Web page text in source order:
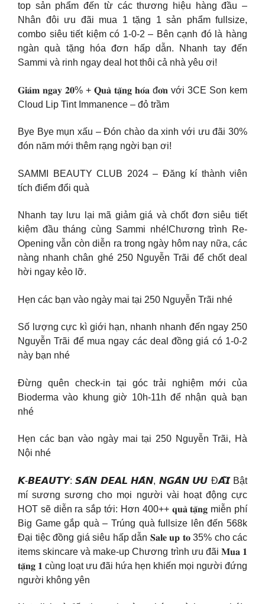
top sản phẩm đến từ các thương hiệu hàng đầu –
Nhân đôi ưu đãi mua 1 tặng 1 sản phẩm fullsize,
combo siêu tiết kiệm có 1-0-2 – Bên cạnh đó là hàng
ngàn quà tặng hóa đơn hấp dẫn. Nhanh tay đến
Sammi và rinh ngay deal hot thôi cả nhà yêu ơi!
𝐆𝐢𝐚̉𝐦 𝐧𝐠𝐚𝐲 𝟐𝟎% + 𝐐𝐮𝐚̀ 𝐭𝐚̣̆𝐧𝐠 𝐡𝐨́𝐚 đ𝐨̛𝐧 với 3CE Son kem
Cloud Lip Tint Immanence – đỏ trầm
Bye Bye mụn xấu – Đón chào da xinh với ưu đãi 30%
đón năm mới thêm rạng ngời bạn ơi!
SAMMI BEAUTY CLUB 2024 – Đăng kí thành viên
tích điểm đổi quà
Nhanh tay lưu lại mã giảm giá và chốt đơn siêu tiết
kiệm đầu tháng cùng Sammi nhé!Chương trình Re-
Opening vẫn còn diễn ra trong ngày hôm nay nữa, các
nàng nhanh chân ghé 250 Nguyễn Trãi để chốt deal
hời ngay kẻo lỡ.
Hẹn các bạn vào ngày mai tại 250 Nguyễn Trãi nhé
Số lượng cực kì giới hạn, nhanh nhanh đến ngay 250
Nguyễn Trãi để mua ngay các deal đồng giá có 1-0-2
này bạn nhé
Đừng quên check-in tại góc trải nghiệm mới của
Bioderma vào khung giờ 10h-11h để nhận quà bạn
nhé
Hẹn các bạn vào ngày mai tại 250 Nguyễn Trãi, Hà
Nội nhé
𝙆-𝘽𝙀𝘼𝙐𝙏𝙔: 𝙎𝘼̆𝙉 𝘿𝙀𝘼𝙇 𝙃𝘼̀𝙉, 𝙉𝙂𝘼̀𝙉 𝙐̛𝙐 Đ𝘼̃𝙄 Bật
mí sương sương cho mọi người vài hoạt động cực
HOT sẽ diễn ra sắp tới: Hơn 400++ 𝐪𝐮𝐚̀ 𝐭𝐚̣̆𝐧𝐠 miễn phí
Big Game gắp quà – Trúng quà fullsize lên đến 568k
Đại tiệc đồng giá siêu hấp dẫn 𝐒𝐚𝐥𝐞 𝐮𝐩 𝐭𝐨 35% cho các
items skincare và make-up Chương trình ưu đãi 𝐌𝐮𝐚 𝟏
𝐭𝐚̣̆𝐧𝐠 𝟏 cùng loạt ưu đãi hứa hẹn khiến mọi người đứng
người không yên